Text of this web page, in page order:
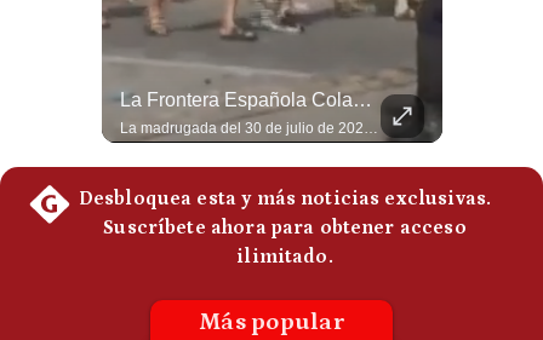
La Frontera Española Colapsa ¿Qué Está Pasando En Ceuta? | Gestión Mundo